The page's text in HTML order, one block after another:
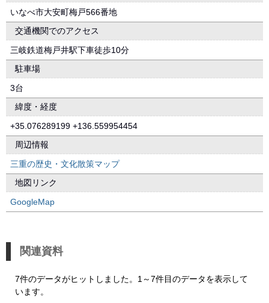
いなべ市大安町梅戸566番地
交通機関でのアクセス
三岐鉄道梅戸井駅下車徒歩10分
駐車場
3台
緯度・経度
+35.076289199 +136.559954454
周辺情報
三重の歴史・文化散策マップ
地図リンク
GoogleMap
関連資料
7件のデータがヒットしました。1～7件目のデータを表示して
います。